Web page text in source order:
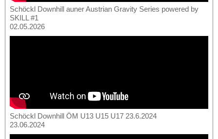
Schöckl Downhill auner Austrian Gravity Series powered by
SKILL #1
02.05.2026
Schöckl Downhill ÖM U13 U15 U17 23.6.2024
23.06.2024